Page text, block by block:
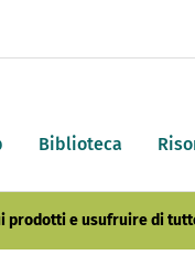
Biblioteca
e usufruire di